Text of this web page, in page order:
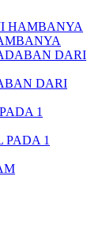
HAMBANYA
DARI
DARI
1
PADA 1